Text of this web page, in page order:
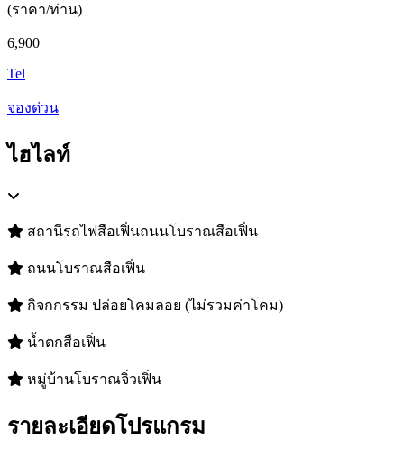
(ราคา/ท่าน)
6,900
Tel
จองด่วน
ไฮไลท์
สถานีรถไฟสือเฟิ่นถนนโบราณสือเฟิ่น
ถนนโบราณสือเฟิ่น
กิจกกรรม ปล่อยโคมลอย (ไม่รวมค่าโคม)
น้ำตกสือเฟิ่น
หมู่บ้านโบราณจิ่วเฟิ่น
รายละเอียดโปรแกรม